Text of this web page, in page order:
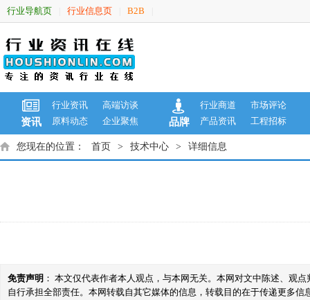
行业导航页 行业信息页 B2B
资讯
行业资讯
高端访谈
原料动态
企业聚焦 品牌
行业商道
市场评论
产品资讯
工程招标
您现在的位置： 首页 > 技术中心 > 详细信息
免责声明 ： 本文仅代表作者本人观点，与本网无关。本网对文中陈述、观
自行承担全部责任。本网转载自其它媒体的信息，转载目的在于传递更多